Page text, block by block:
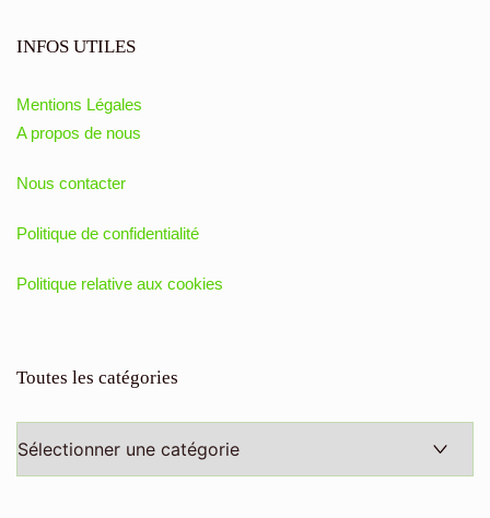
INFOS UTILES
Mentions Légales
A propos de nous
Nous contacter
Politique de confidentialité
Politique relative aux cookies
Toutes les catégories
les